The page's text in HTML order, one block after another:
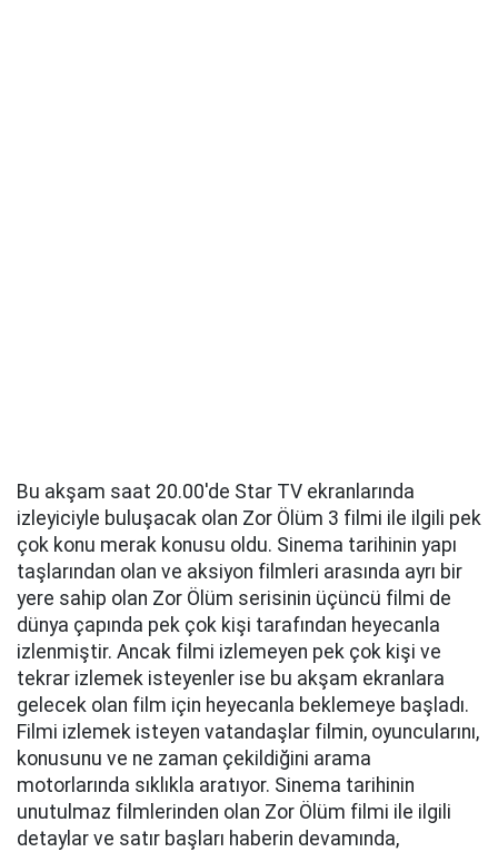
Bu akşam saat 20.00'de Star TV ekranlarında
izleyiciyle buluşacak olan Zor Ölüm 3 filmi ile ilgili pek
çok konu merak konusu oldu. Sinema tarihinin yapı
taşlarından olan ve aksiyon filmleri arasında ayrı bir
yere sahip olan Zor Ölüm serisinin üçüncü filmi de
dünya çapında pek çok kişi tarafından heyecanla
izlenmiştir. Ancak filmi izlemeyen pek çok kişi ve
tekrar izlemek isteyenler ise bu akşam ekranlara
gelecek olan film için heyecanla beklemeye başladı.
Filmi izlemek isteyen vatandaşlar filmin, oyuncularını,
konusunu ve ne zaman çekildiğini arama
motorlarında sıklıkla aratıyor. Sinema tarihinin
unutulmaz filmlerinden olan Zor Ölüm filmi ile ilgili
detaylar ve satır başları haberin devamında,